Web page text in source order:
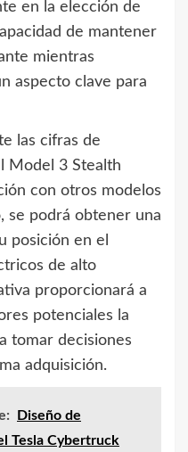
en la elección de
de mantener
mientras
aspecto clave para
las cifras de
Model 3 Stealth
con otros modelos
se podrá obtener una
posición en el
de alto
proporcionará a
potenciales la
tomar decisiones
adquisición.
Diseño de
Tesla Cybertruck